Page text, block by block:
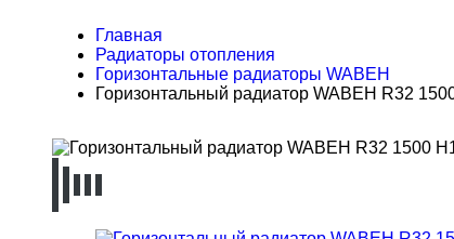
Главная
Радиаторы отопления
Горизонтальные радиаторы WABEH
Горизонтальный радиатор WABEH R32